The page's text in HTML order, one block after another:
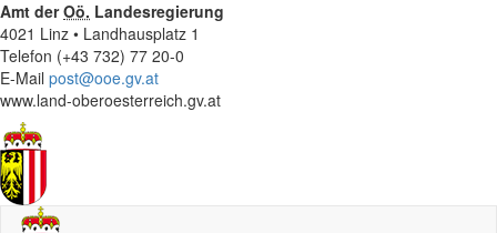
Amt derOö. Landesregierung
4021 Linz • Landhausplatz 1
Telefon (+43 732) 77 20-0
E-Mail post@ooe.gv.at
www.land-oberoesterreich.gv.at